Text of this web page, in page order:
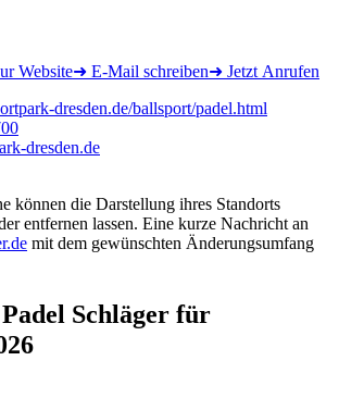
Website➜ E-Mail schreiben➜ Jetzt Anrufen
dresden.de/ballsport/padel.html
dresden.de
können die Darstellung ihres Standorts
entfernen lassen. Eine kurze Nachricht an
mit dem gewünschten Änderungsumfang
Padel Schläger für